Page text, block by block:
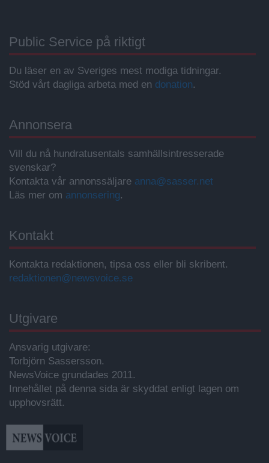
Public Service på riktigt
Du läser en av Sveriges mest modiga tidningar.
Stöd vårt dagliga arbeta med en donation.
Annonsera
Vill du nå hundratusentals samhällsintresserade
svenskar?
Kontakta vår annonssäljare anna@sasser.net
Läs mer om annonsering.
Kontakt
Kontakta redaktionen, tipsa oss eller bli skribent.
redaktionen@newsvoice.se
Utgivare
Ansvarig utgivare:
Torbjörn Sassersson.
NewsVoice grundades 2011.
Innehållet på denna sida är skyddat enligt lagen om
upphovsrätt.